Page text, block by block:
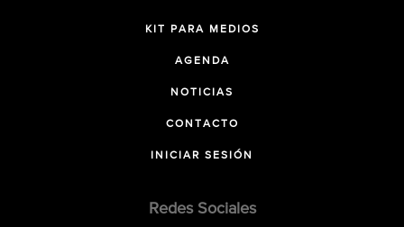
KIT PARA MEDIOS
AGENDA
NOTICIAS
CONTACTO
INICIAR SESIÓN
Redes Sociales